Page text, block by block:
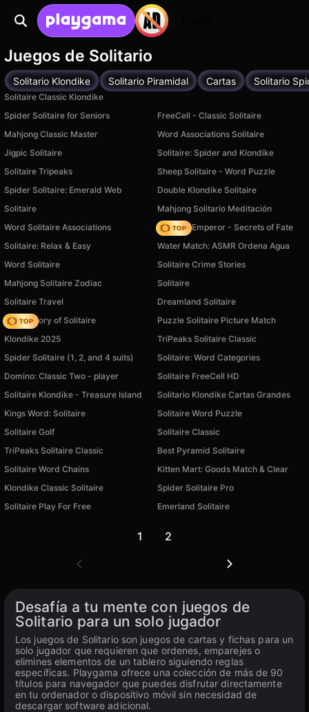
Juegos de Solitario
Solitario Klondike Solitario Piramidal Cartas Solitario
Solitaire Classic Klondike
Spider Solitaire for Seniors
FreeCell - Classic Solitaire
Mahjong Classic Master
Word Associations Solitaire
Jigpic Solitaire
Solitaire: Spider and Klondike
Solitaire Tripeaks
Sheep Solitaire - Word Puzzle
Spider Solitaire: Emerald Web
Double Klondike Solitaire
Solitaire
Mahjong Solitario Meditación
Word Solitaire Associations
Solitaire Emperor - Secrets of Fate
Solitaire: Relax & Easy
Water Match: ASMR Ordena Agua
Word Solitaire
Solitaire Crime Stories
Mahjong Solitaire Zodiac
Solitaire
Solitaire Travel
Dreamland Solitaire
Magic Story of Solitaire
Puzzle Solitaire Picture Match
Klondike 2025
TriPeaks Solitaire Classic
Spider Solitaire (1, 2, and 4 suits)
Solitaire: Word Categories
Domino: Classic Two - player
Solitaire FreeCell HD
Solitaire Klondike - Treasure Island
Solitario Klondike Cartas Grandes
Kings Word: Solitaire
Solitaire Word Puzzle
Solitaire Golf
Solitaire Classic
TriPeaks Solitaire Classic
Best Pyramid Solitaire
Solitaire Word Chains
Kitten Mart: Goods Match & Clear
Klondike Classic Solitaire
Spider Solitaire Pro
Solitaire Play For Free
Emerland Solitaire
1 2
Desafía a tu mente con juegos de
Solitario para un solo jugador
Los juegos de Solitario son juegos de cartas y fichas para un
solo jugador que requieren que ordenes, emparejes o
elimines elementos de un tablero siguiendo reglas
específicas. Playgama ofrece una colección de más de 90
títulos para navegador que puedes disfrutar directamente
en tu ordenador o dispositivo móvil sin necesidad de
descargar software adicional.